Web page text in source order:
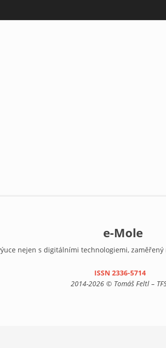
e-Mole
nejen s digitálními technologiemi,
ISSN 2336-5714(link
2014-2026 © Tomáš Feltl –